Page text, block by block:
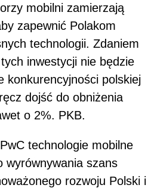
mobilni zamierzają
zapewnić Polakom
technologii. Zdaniem
inwestycji nie będzie
konkurencyjności polskiej
dojść do obniżenia
o 2%. PKB.
technologie mobilne
wyrównywania szans
rozwoju Polski i